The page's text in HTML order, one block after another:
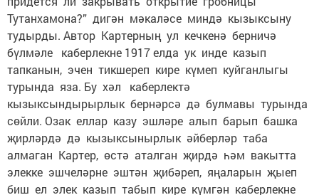
Тутанхамона?” дигән мәкаләсе миндә кызыксыну
тудырды. Автор Картерның ул кечкенә берничә
бүлмәле каберлекне 1917 елда ук инде казып
тапканын, эчен тикшереп кире күмеп куйганлыгы
турында яза. Бу хәл каберлектә
кызыксындырырлык бернәрсә дә булмавы турында
сөйли. Озак еллар казу эшләре алып барып башка
җирләрдә дә кызыксынырлык әйберләр таба
алмаган Картер, өстә аталган җирдә һәм вакытта
элекке эшчеләрне эштән җибәреп, яңаларын җыеп
биш ел элек казып табып кире күмгән каберлекне